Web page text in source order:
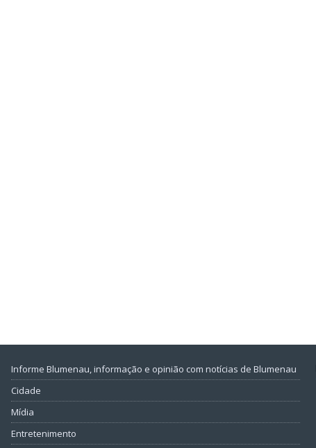
Informe Blumenau, informação e opinião com notícias de Blumenau
Cidade
Mídia
Entretenimento